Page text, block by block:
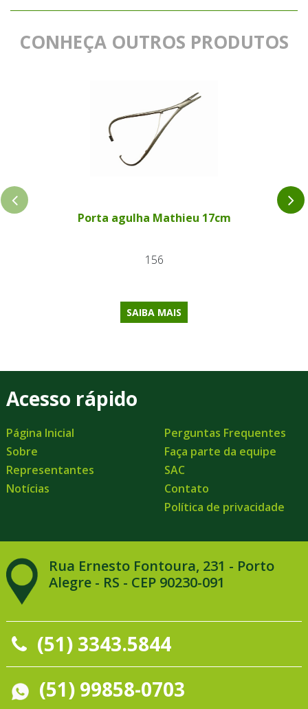
CONHEÇA OUTROS PRODUTOS
Porta agulha Mathieu 17cm
156
SAIBA MAIS
Acesso rápido
Página Inicial
Sobre
Representantes
Notícias
Perguntas Frequentes
Faça parte da equipe
SAC
Contato
Política de privacidade
Rua Ernesto Fontoura, 231 - Porto
Alegre - RS - CEP 90230-091
(51) 3343.5844
(51) 99858-0703